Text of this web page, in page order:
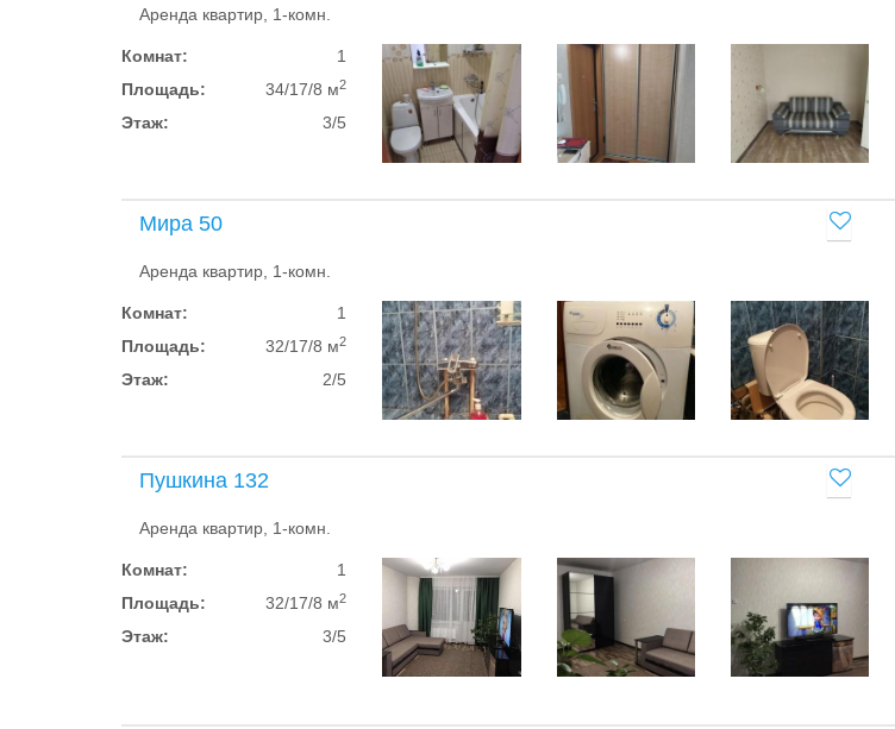
Аренда квартир, 1-комн.
Комнат:
1
Площадь:
34/17/8 м2
Этаж: 3/5
Мира 50
Аренда квартир, 1-комн.
Комнат:
1
Площадь:
32/17/8 м2
Этаж: 2/5
Пушкина 132
Аренда квартир, 1-комн.
Комнат:
1
Площадь:
32/17/8 м2
Этаж: 3/5